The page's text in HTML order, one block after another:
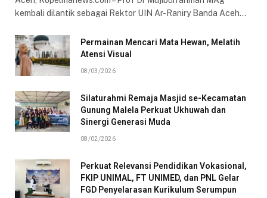
kembali dilantik sebagai Rektor UIN Ar-Raniry Banda Aceh…
Permainan Mencari Mata Hewan, Melatih
Atensi Visual
08/03/2026
Silaturahmi Remaja Masjid se-Kecamatan
Gunung Malela Perkuat Ukhuwah dan
Sinergi Generasi Muda
08/02/2026
Perkuat Relevansi Pendidikan Vokasional,
FKIP UNIMAL, FT UNIMED, dan PNL Gelar
FGD Penyelarasan Kurikulum Serumpun